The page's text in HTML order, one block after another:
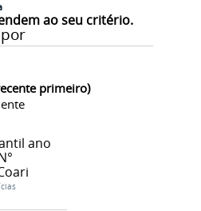
ao seu critério.
primeiro)
a
ou ajuda
ano